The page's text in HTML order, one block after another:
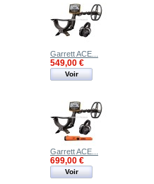
Garrett ACE...
549,00 €
Voir
Garrett ACE...
699,00 €
Voir